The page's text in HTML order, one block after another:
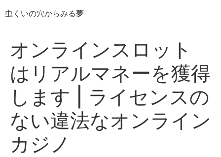
虫くいの穴からみる夢
オンラインスロット
はリアルマネーを獲得
します | ライセンスの
ない違法なオンライン
カジノ